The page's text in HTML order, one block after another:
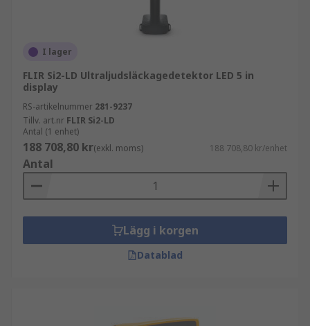
I lager
FLIR Si2-LD Ultraljudsläckagedetektor LED 5 in
display
RS-artikelnummer 281-9237
Tillv. art.nr FLIR Si2-LD
Antal (1 enhet)
188 708,80 kr(exkl. moms) 188 708,80 kr/enhet
Antal
Lägg i korgen
Datablad